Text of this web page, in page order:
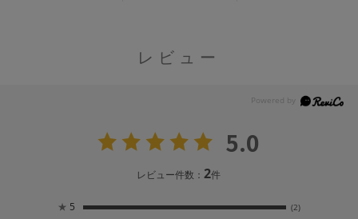
レビュー
5.0
レビュー件数：2件
★ 5 (2)